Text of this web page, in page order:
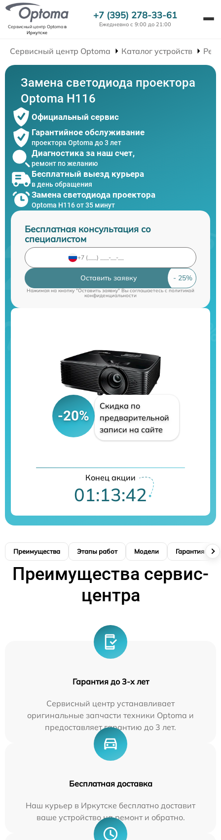
Сервисный центр Optomaв
Иркутске
+7 (395) 278-33-61
Ежедневно с 9:00 до 21:00
Сервисный центр Optoma Каталог устройств
Замена светодиода проектора
Optoma H116
Официальный сервис
Гарантийное обслуживание
проектора Optoma до 3 лет
Диагностика за наш счет,
ремонт по желанию
Бесплатный выезд курьера
в день обращения
Замена светодиода проектора
Optoma H116 от 35 минут
Бесплатная консультация со
специалистом
Оставить заявку
Нажимая на кнопку "Оставить заявку" Вы соглашаетесь cполитикой
конфиденциальности
-20%
Скидка по
предварительной
записи на сайте
Конец акции
01:13:41
Преимущества Этапы работ Модели Гарантия
Преимущества сервис-
центра
Гарантия до 3-х лет
Сервисный центр устанавливает
оригинальные запчасти техники Optoma и
предоставляет гарантию до 3 лет.
Бесплатная доставка
Наш курьер в Иркутске бесплатно доставит
ваше устройство на ремонт и обратно.